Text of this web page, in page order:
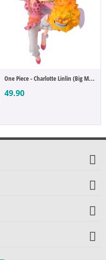
One Piece - Charlotte Linlin (Big Mom) (B...
49.90